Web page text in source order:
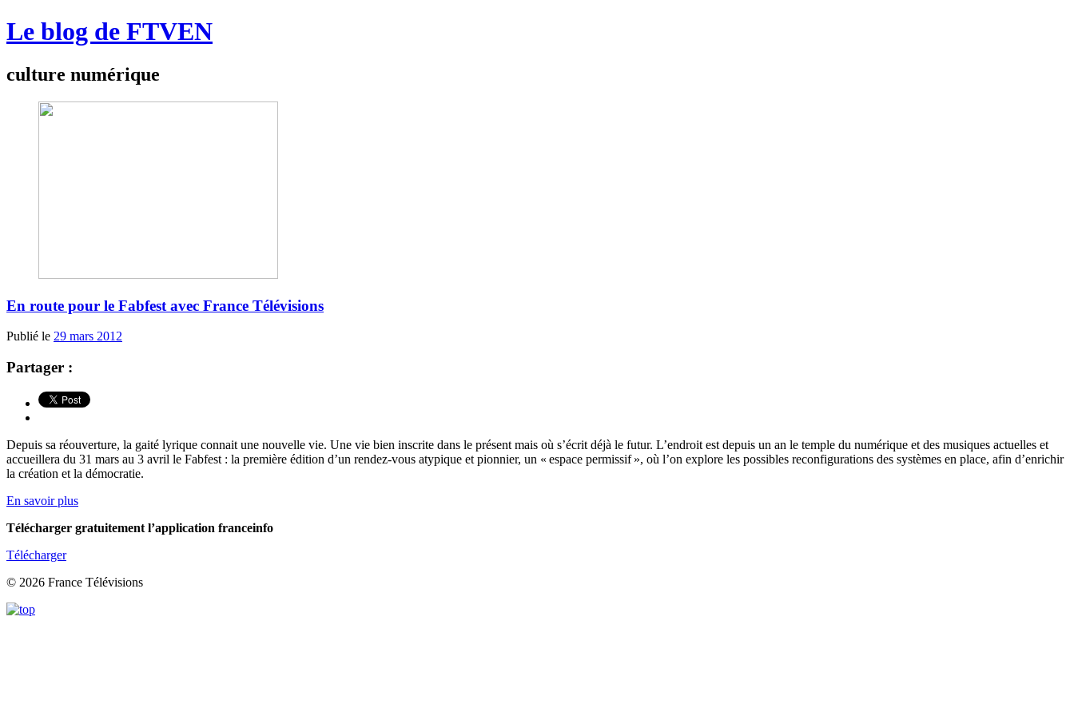
Le blog de FTVEN
culture numérique
En route pour le Fabfest avec France Télévisions
Publié le 29 mars 2012
Partager :
Depuis sa réouverture, la gaité lyrique connait une nouvelle vie. Une vie bien inscrite dans le présent mais où s’écrit déjà le futur. L’endroit est depuis un an le temple du numérique et des musiques actuelles et
accueillera du 31 mars au 3 avril le Fabfest : la première édition d’un rendez-vous atypique et pionnier, un « espace permissif », où l’on explore les possibles reconfigurations des systèmes en place, afin d’enrichir
la création et la démocratie.
En savoir plus
Télécharger gratuitement l’application franceinfo
Télécharger
© 2026 France Télévisions